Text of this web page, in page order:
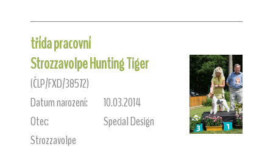
třída pracovní
Strozzavolpe Hunting Tiger
(ČLP/FXD/38572)
Datum narození:
10.03.2014
Otec:
Special Design
Strozzavolpe